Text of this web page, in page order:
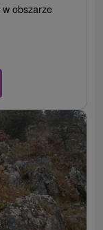
obszarze